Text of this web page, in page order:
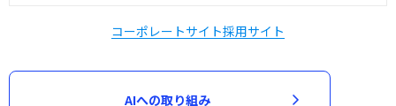
コーポレートサイト採用サイト
AIへの取り組み